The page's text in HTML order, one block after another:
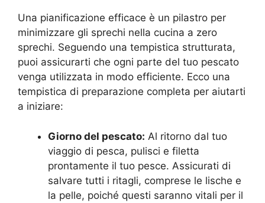
Una pianificazione efficace è un pilastro per
minimizzare gli sprechi nella cucina a zero
sprechi. Seguendo una tempistica strutturata,
puoi assicurarti che ogni parte del tuo pescato
venga utilizzata in modo efficiente. Ecco una
tempistica di preparazione completa per aiutarti
a iniziare:
Giorno del pescato: Al ritorno dal tuo
viaggio di pesca, pulisci e filetta
prontamente il tuo pesce. Assicurati di
salvare tutti i ritagli, comprese le lische e
la pelle, poiché questi saranno vitali per il